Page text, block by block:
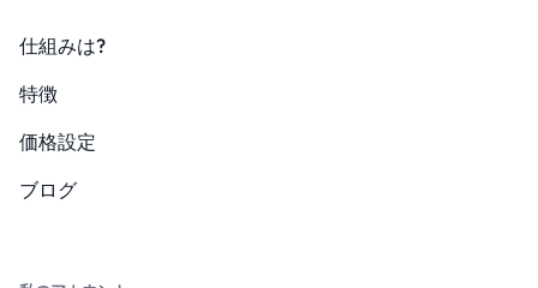
仕組みは?
特徴
価格設定
ブログ